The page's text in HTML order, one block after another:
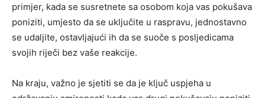
primjer, kada se susretnete sa osobom koja vas pokušava
poniziti, umjesto da se uključite u raspravu, jednostavno
se udaljite, ostavljajući ih da se suoče s posljedicama
svojih riječi bez vaše reakcije.
Na kraju, važno je sjetiti se da je ključ uspjeha u